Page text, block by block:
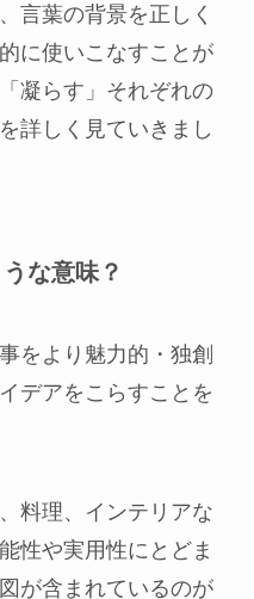
言葉の背景を正しく
に使いこなすことが
凝らす」それぞれの
詳しく見ていきまし
な意味？
をより魅力的・独創
デアをこらすことを
料理、インテリアな
性や実用性にとどま
が含まれているのが